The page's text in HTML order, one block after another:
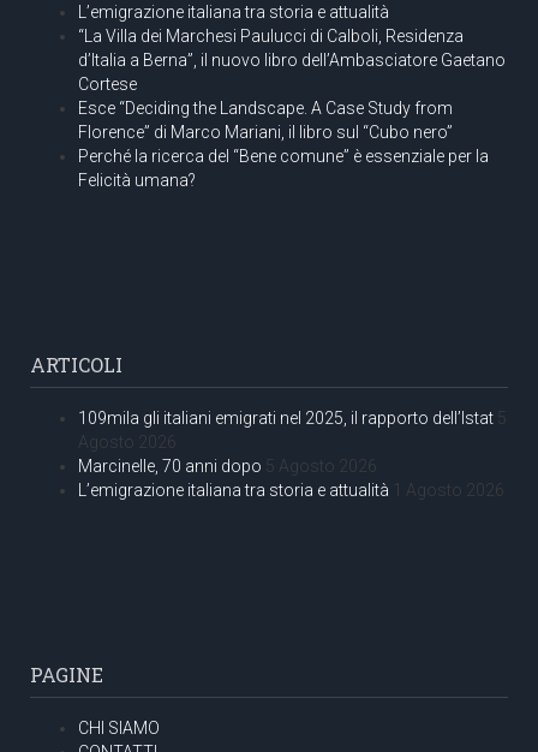
L’emigrazione italiana tra storia e attualità
“La Villa dei Marchesi Paulucci di Calboli, Residenza
d’Italia a Berna”, il nuovo libro dell’Ambasciatore Gaetano
Cortese
Esce “Deciding the Landscape. A Case Study from
Florence” di Marco Mariani, il libro sul “Cubo nero”
Perché la ricerca del “Bene comune” è essenziale per la
Felicità umana?
ARTICOLI
109mila gli italiani emigrati nel 2025, il rapporto dell’Istat 5
Agosto 2026
Marcinelle, 70 anni dopo 5 Agosto 2026
L’emigrazione italiana tra storia e attualità 1 Agosto 2026
PAGINE
CHI SIAMO